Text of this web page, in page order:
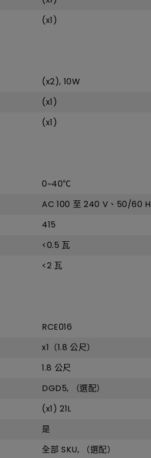
(x1)
(x2), 10W
(x1)
(x1)
0~40℃
AC 100 至 240 V、50/60
415
<0.5 瓦
<2 瓦
RCE016
x1（1.8 公尺）
1.8 公尺
DGD5, （選配）
(x1) 21L
是
全部 SKU, （選配）